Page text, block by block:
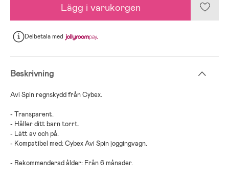
Lägg i varukorgen
Delbetalamed
Beskrivning
Avi Spin regnskydd från Cybex.
- Transparent.
- Håller ditt barn torrt.
- Lätt av och på.
- Kompatibel med: Cybex Avi Spin joggingvagn.
- Rekommenderad ålder: Från 6 månader.